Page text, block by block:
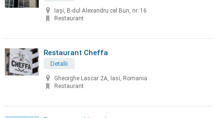
Iași, B-dul Alexandru cel Bun, nr. 16
Restaurant
Restaurant Cheffa
Detalii
Gheorghe Lascar 2A, Iasi, Romania
Restaurant